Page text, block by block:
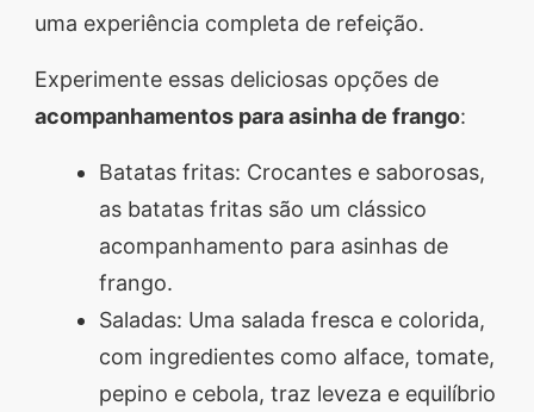
uma experiência completa de refeição.
Experimente essas deliciosas opções de
acompanhamentos para asinha de frango:
Batatas fritas: Crocantes e saborosas,
as batatas fritas são um clássico
acompanhamento para asinhas de
frango.
Saladas: Uma salada fresca e colorida,
com ingredientes como alface, tomate,
pepino e cebola, traz leveza e equilíbrio